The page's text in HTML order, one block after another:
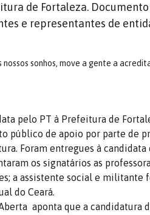
de Fortaleza.
e representantes de
sonhos, move a gente a
pelo PT à Prefeitura de
público de apoio por parte de
Foram entregues à
os signatários as
a assistente social e militante
do Ceará.
aponta que a candidatura